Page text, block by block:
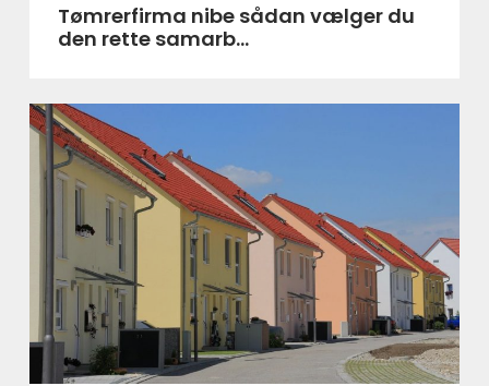
Tømrerfirma nibe sådan vælger du
den rette samarb...